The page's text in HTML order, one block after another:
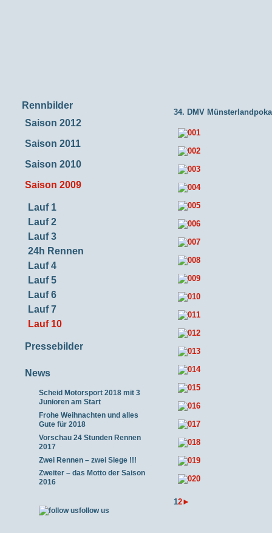
Rennbilder
Saison 2012
Saison 2011
Saison 2010
Saison 2009
Lauf 1
Lauf 2
Lauf 3
24h Rennen
Lauf 4
Lauf 5
Lauf 6
Lauf 7
Lauf 10
Pressebilder
News
Scheid Motorsport 2018 mit 3
Junioren am Start
Frohe Weihnachten und alles
Gute für 2018
Vorschau 24 Stunden Rennen
2017
Zwei Rennen – zwei Siege !!!
Zweiter – das Motto der Saison
2016
follow us
34. DMV
12►